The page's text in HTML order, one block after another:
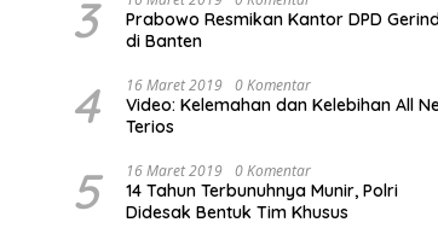
3
Prabowo Resmikan Kantor DPD
di Banten
4 16 Maret 2019 0 Komentar
Video: Kelemahan dan Kelebihan All
Terios
5 16 Maret 2019 0 Komentar
14 Tahun Terbunuhnya Munir, Polri
Didesak Bentuk Tim Khusus